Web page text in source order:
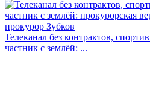
Телеканал без контрактов,
частник с землёй: ...